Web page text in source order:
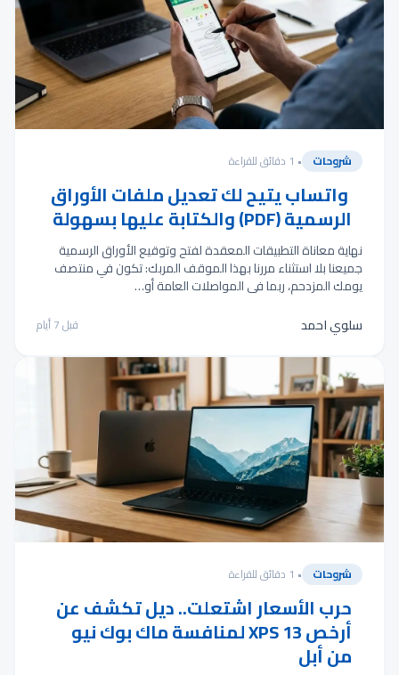
شروحات • 1 دقائق للقراءة
واتساب يتيح لك تعديل ملفات الأوراق
الرسمية (PDF) والكتابة عليها بسهولة
نهاية معاناة التطبيقات المعقدة لفتح وتوقيع الأوراق الرسمية
جميعنا بلا استثناء مررنا بهذا الموقف المربك: تكون في منتصف
يومك المزدحم، ربما في المواصلات العامة أو…
سلوي احمد
قبل 7 أيام
شروحات • 1 دقائق للقراءة
حرب الأسعار اشتعلت.. ديل تكشف عن
أرخص XPS 13 لمنافسة ماك بوك نيو
من أبل